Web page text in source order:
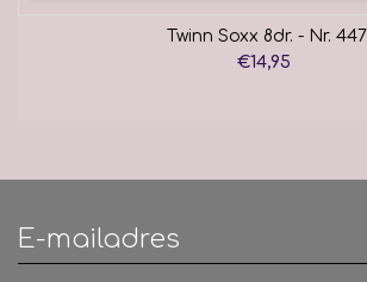
Twinn Soxx 8dr. - Nr. 447
€14,95